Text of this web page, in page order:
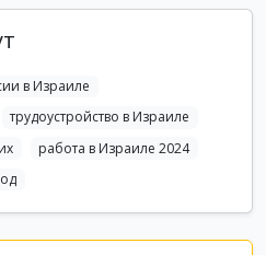
в Израиле
трудоустройство в Израиле
работа в Израиле 2024